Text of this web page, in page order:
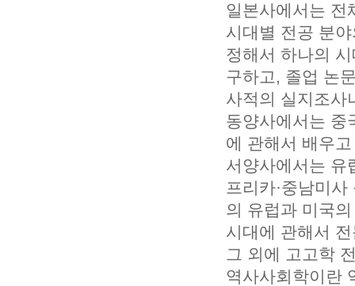
일본사에서는 전
시대별 전공 분
정해서 하나의
구하고, 졸업 논
사적의 실지조사
동양사에서는 중
에 관해서 배우
서양사에서는 유
프리카·중남미
의 유럽과 미국
시대에 관해서
그 외에 고고학
역사사회학이란